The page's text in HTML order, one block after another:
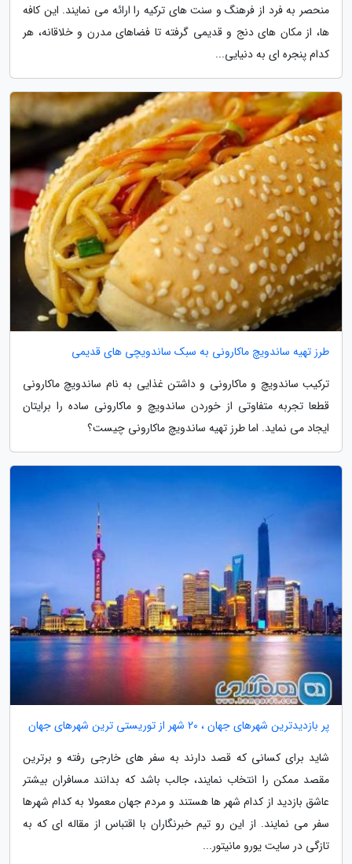
منحصر به فرد از فرهنگ و سنت های ترکیه را ارائه می نمایند. این کافه
ها، از مکان های دنج و قدیمی گرفته تا فضاهای مدرن و خلاقانه، هر
کدام پنجره ای به دنیایی...
طرز تهیه ساندویچ ماکارونی به سبک ساندویچی های قدیمی
ترکیب ساندویچ و ماکارونی و داشتن غذایی به نام ساندویچ ماکارونی
قطعا تجربه متفاوتی از خوردن ساندویچ و ماکارونی ساده را برایتان
ایجاد می نماید. اما طرز تهیه ساندویچ ماکارونی چیست؟
پر بازدیدترین شهرهای جهان ، 20 شهر از توریستی ترین شهرهای جهان
شاید برای کسانی که قصد دارند به سفر های خارجی رفته و برترین
مقصد ممکن را انتخاب نمایند، جالب باشد که بدانند مسافران بیشتر
عاشق بازدید از کدام شهر ها هستند و مردم جهان معمولا به کدام شهرها
سفر می نمایند. از این رو تیم خبرنگاران با اقتباس از مقاله ای که به
تازگی در سایت یورو مانیتور...